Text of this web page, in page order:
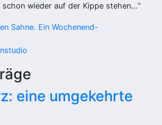
schon wieder auf der Kippe stehen…“
Sahne. Ein Wochenend-
eine umgekehrte